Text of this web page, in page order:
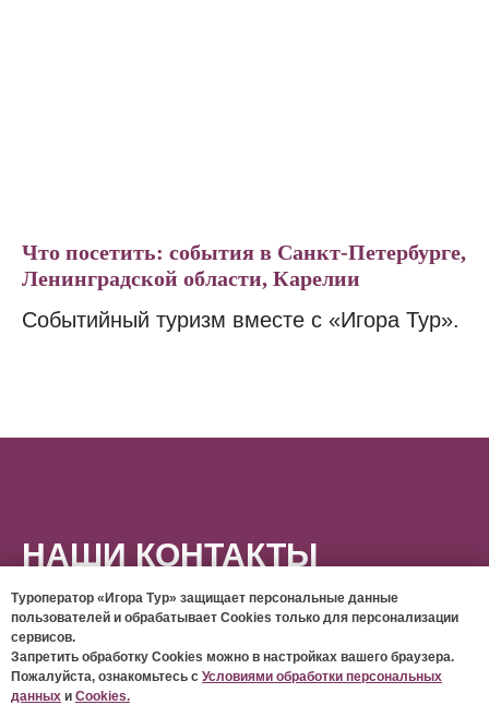
Туроператор «Игора Тур» защищает персональные данные
пользователей и обрабатывает Cookies только для персонализации
сервисов.
Запретить обработку Cookies можно в настройках вашего браузера.
Пожалуйста, ознакомьтесь с Условиями обработки персональных
данных и Cookies.
Что посетить: события в Санкт-Петербурге,
Ленинградской области, Карелии
Событийный туризм вместе с «Игора Тур».
НАШИ КОНТАКТЫ
Федеральный номер (бесплатно на территории РФ):8 (800)
500-76-96
Эл.почта:info@igoratour.ru